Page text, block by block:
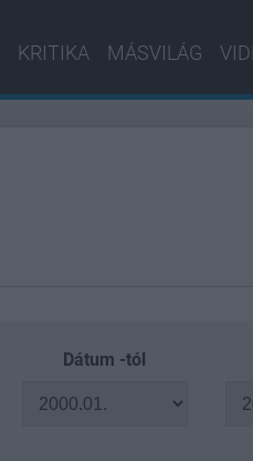
KRITIKA MÁSVILÁG
Dátum -tól